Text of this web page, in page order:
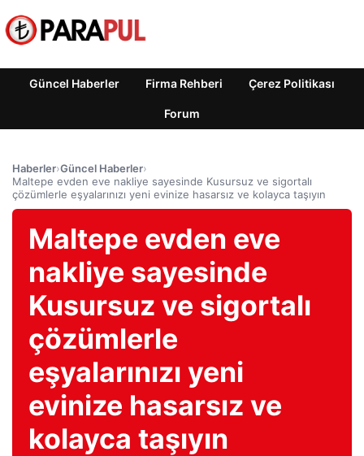
Güncel Haberler Firma Rehberi Çerez Politikası
Forum
Haberler›Güncel Haberler›
Maltepe evden eve nakliye sayesinde Kusursuz ve sigortalı
çözümlerle eşyalarınızı yeni evinize hasarsız ve kolayca taşıyın
Maltepe evden eve
nakliye sayesinde
Kusursuz ve sigortalı
çözümlerle
eşyalarınızı yeni
evinize hasarsız ve
kolayca taşıyın